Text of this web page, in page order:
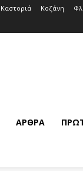
Καστοριά Κοζάνη
ΆΡΘΡΑ